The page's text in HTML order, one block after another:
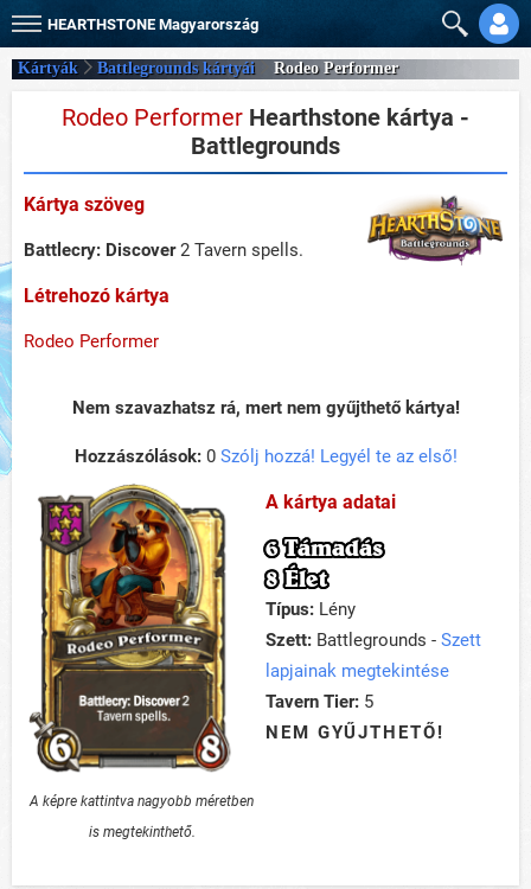
HEARTHSTONE Magyarország
Kártyák Battlegrounds kártyái Rodeo Performer
Rodeo Performer Hearthstone kártya -
Battlegrounds
Kártya szöveg
Battlecry: Discover2 Tavern spells.
Létrehozó kártya
Rodeo Performer
Nem szavazhatsz rá, mert nem gyűjthető kártya!
Hozzászólások:0 Szólj hozzá! Legyél te az első!
A képre kattintva nagyobb méretben
is megtekinthető.
A kártya adatai
6 Támadás
8 Élet
Típus: Lény
Szett: Battlegrounds - Szett
lapjainak megtekintése
Tavern Tier: 5
NEM GYŰJTHETŐ!